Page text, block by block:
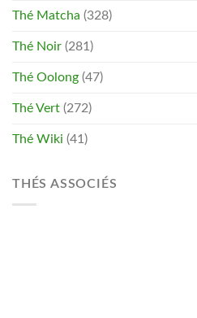
Thé Matcha (328)
Thé Noir (281)
Thé Oolong (47)
Thé Vert (272)
Thé Wiki (41)
THÉS ASSOCIÉS